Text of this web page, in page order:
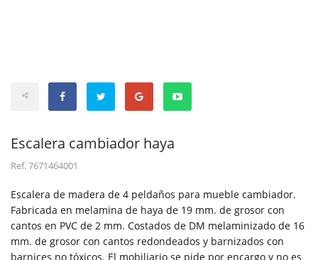
Escalera cambiador haya
Ref.7671464001
Escalera de madera de 4 peldaños para mueble cambiador.
Fabricada en melamina de haya de 19 mm. de grosor con
cantos en PVC de 2 mm. Costados de DM melaminizado de 16
mm. de grosor con cantos redondeados y barnizados con
barnices no tóxicos. El mobiliario se pide por encargo y no es